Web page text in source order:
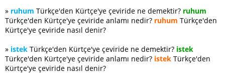
» ruhum Türkçe'den Kürtçe'ye çeviride ne demektir? ruhum
Türkçe'den Kürtçe'ye çeviride anlamı nedir? ruhum Türkçe'den
Kürtçe'ye çeviride nasıl denir?
» istek Türkçe'den Kürtçe'ye çeviride ne demektir? istek
Türkçe'den Kürtçe'ye çeviride anlamı nedir? istek Türkçe'den
Kürtçe'ye çeviride nasıl denir?